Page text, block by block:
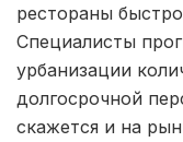
рестораны
Специалисты
урбанизации
долгосрочной
скажется и на